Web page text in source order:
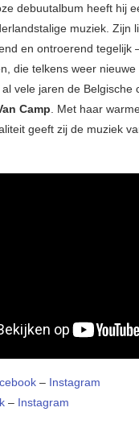
debuutalbum heeft hij
muziek. Zijn
en ontroerend tegelijk
die telkens weer
vele jaren de Belgische
Camp. Met haar
geeft zij de muziek
– Instagram
– Instagram